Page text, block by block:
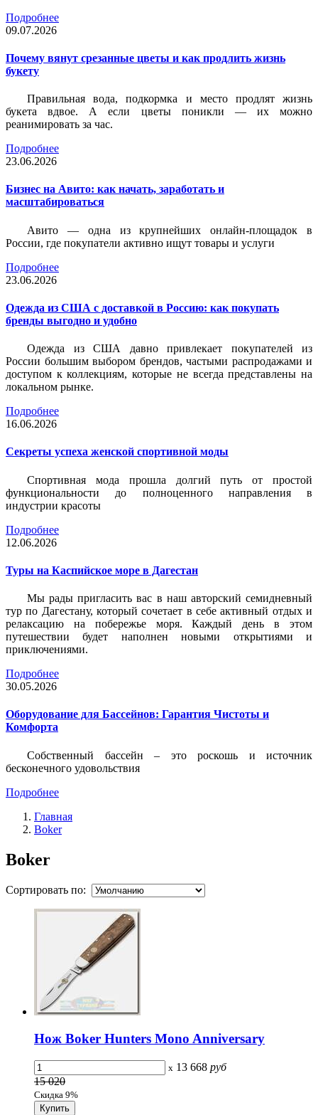
Подробнее
09.07.2026
Почему вянут срезанные цветы и как продлить жизнь
букету
Правильная вода, подкормка и место продлят жизнь
букета вдвое. А если цветы поникли — их можно
реанимировать за час.
Подробнее
23.06.2026
Бизнес на Авито: как начать, заработать и
масштабироваться
Авито — одна из крупнейших онлайн-площадок в
России, где покупатели активно ищут товары и услуги
Подробнее
23.06.2026
Одежда из США с доставкой в Россию: как покупать
бренды выгодно и удобно
Одежда из США давно привлекает покупателей из
России большим выбором брендов, частыми распродажами и
доступом к коллекциям, которые не всегда представлены на
локальном рынке.
Подробнее
16.06.2026
Секреты успеха женской спортивной моды
Спортивная мода прошла долгий путь от простой
функциональности до полноценного направления в
индустрии красоты
Подробнее
12.06.2026
Туры на Каспийское море в Дагестан
Мы рады пригласить вас в наш авторский семидневный
тур по Дагестану, который сочетает в себе активный отдых и
релаксацию на побережье моря. Каждый день в этом
путешествии будет наполнен новыми открытиями и
приключениями.
Подробнее
30.05.2026
Оборудование для Бассейнов: Гарантия Чистоты и
Комфорта
Собственный бассейн – это роскошь и источник
бесконечного удовольствия
Подробнее
Главная
Boker
Boker
Сортировать по:
Нож Boker Hunters Mono Anniversary
x 13 668 руб
15 020
Скидка 9%